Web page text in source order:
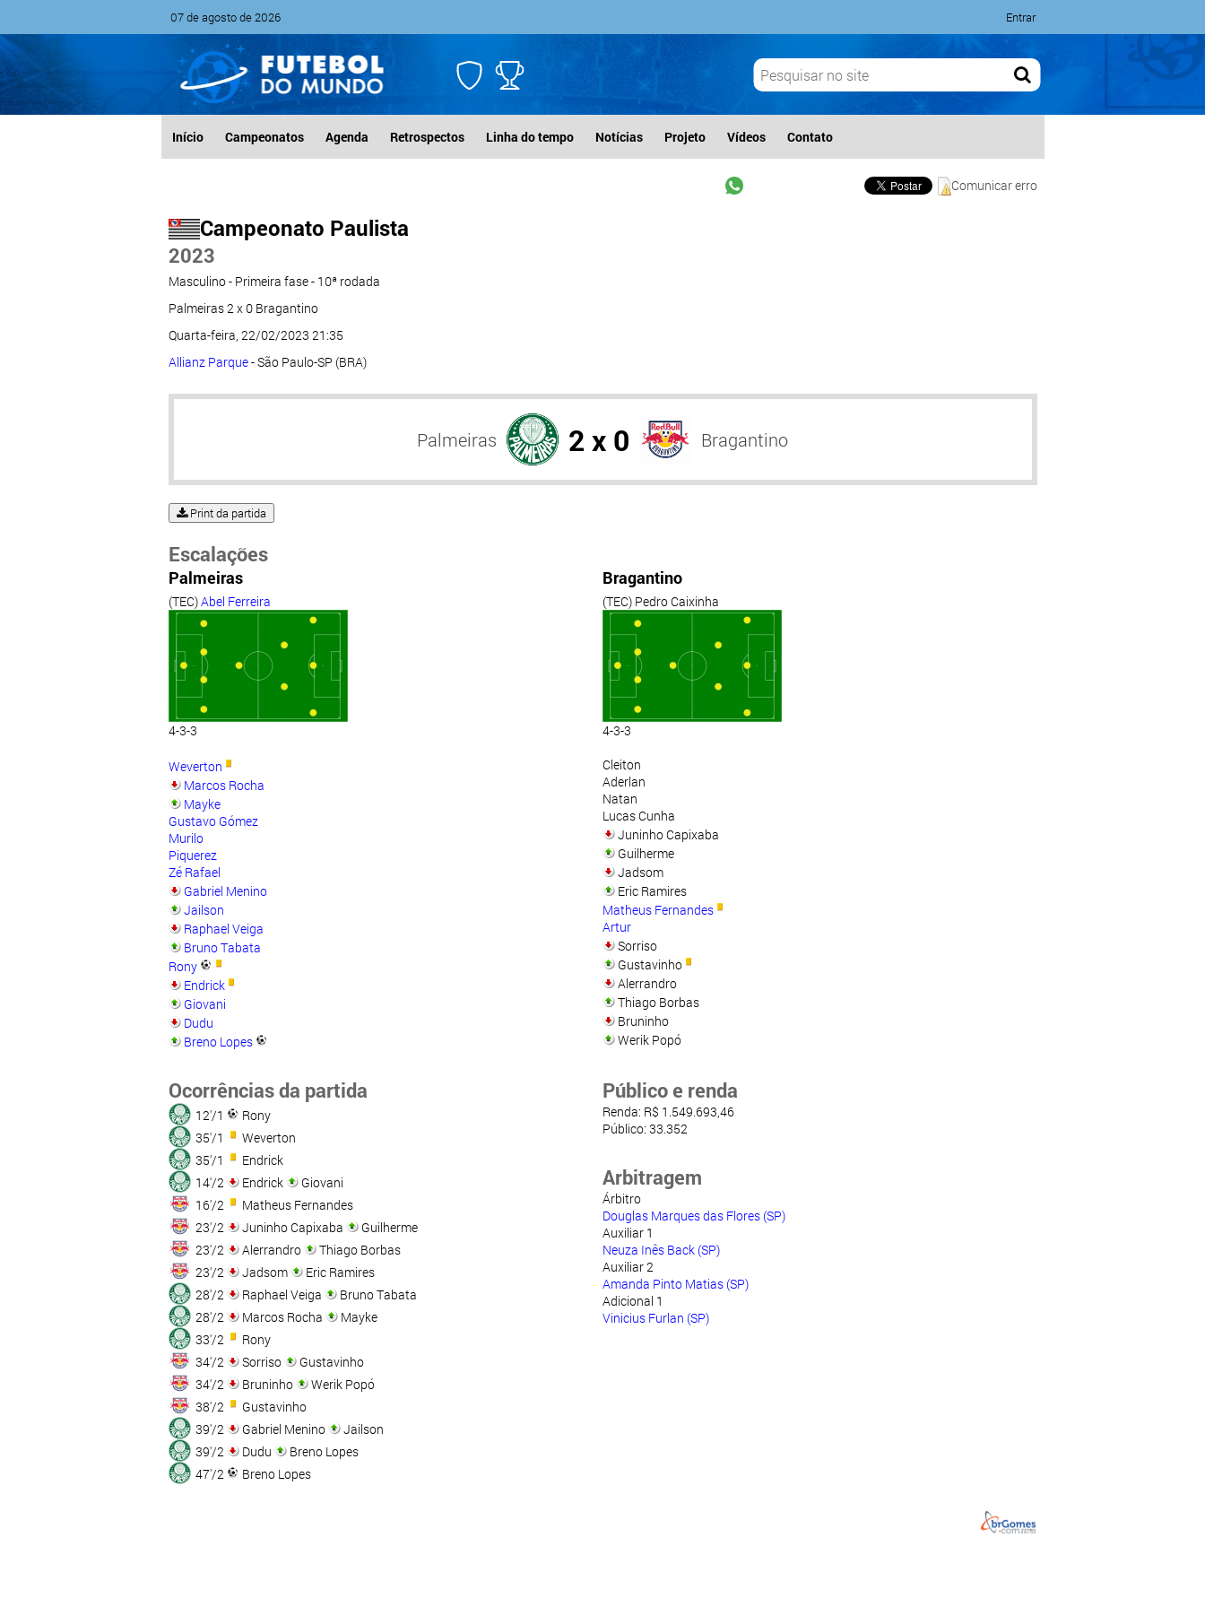
07 de agosto de 2026 Entrar
Início Campeonatos Agenda Retrospectos Linha do tempo Notícias Projeto Vídeos Contato
Comunicar erro
Campeonato Paulista
2023
Masculino - Primeira fase - 10ª rodada
Palmeiras 2 x 0 Bragantino
Quarta-feira, 22/02/2023 21:35
Allianz Parque- São Paulo-SP (BRA)
Palmeiras 2 x 0 Bragantino
Print da partida
Escalações
Palmeiras
(TEC)Abel Ferreira
4-3-3
Weverton
Marcos Rocha
Mayke
Gustavo Gómez
Murilo
Piquerez
Zé Rafael
Gabriel Menino
Jailson
Raphael Veiga
Bruno Tabata
Rony
Endrick
Giovani
Dudu
Breno Lopes
Bragantino
(TEC) Pedro Caixinha
4-3-3
Cleiton
Aderlan
Natan
Lucas Cunha
Juninho Capixaba
Guilherme
Jadsom
Eric Ramires
Matheus Fernandes
Artur
Sorriso
Gustavinho
Alerrandro
Thiago Borbas
Bruninho
Werik Popó
Ocorrências da partida
12'/1
Rony
35'/1
Weverton
35'/1
Endrick
14'/2
Endrick
Giovani
16'/2
Matheus Fernandes
23'/2
Juninho Capixaba
Guilherme
23'/2
Alerrandro
Thiago Borbas
23'/2
Jadsom
Eric Ramires
28'/2
Raphael Veiga
Bruno Tabata
28'/2
Marcos Rocha
Mayke
33'/2
Rony
34'/2
Sorriso
Gustavinho
34'/2
Bruninho
Werik Popó
38'/2
Gustavinho
39'/2
Gabriel Menino
Jailson
39'/2
Dudu
Breno Lopes
47'/2
Breno Lopes
Público e renda
Renda: R$ 1.549.693,46
Público: 33.352
Arbitragem
Árbitro
Douglas Marques das Flores (SP)
Auxiliar 1
Neuza Inês Back (SP)
Auxiliar 2
Amanda Pinto Matias (SP)
Adicional 1
Vinicius Furlan (SP)